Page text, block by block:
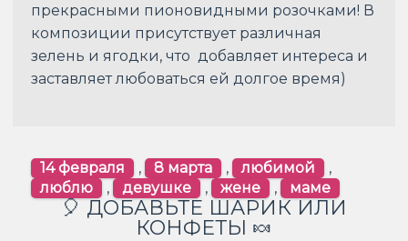
прекрасными пионовидными розочками! В
композиции присутствует различная
зелень и ягодки, что добавляет интереса и
заставляет любоваться ей долгое время)
14 февраля , 8 марта , любимой
,
люблю
, девушке , жене , маме
🎈 ДОБАВЬТЕ ШАРИК ИЛИ
КОНФЕТЫ 🍬